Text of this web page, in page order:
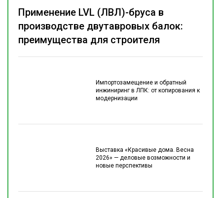
Импортозамещение и обратный
инжиниринг в ЛПК: от копирования к
модернизации
Выставка «Красивые дома. Весна
2026» — деловые возможности и
новые перспективы
Применение LVL (ЛВЛ)-бруса в
производстве двутавровых балок:
преимущества для строителя